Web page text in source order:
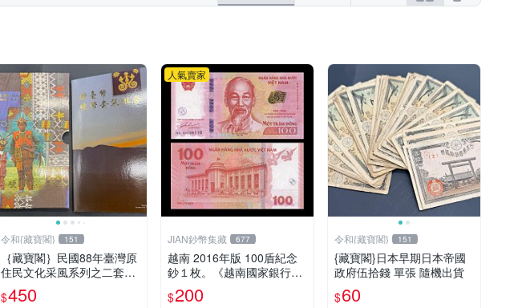
令和{藏寶閣} 151
｛藏寶閣｝民國88年臺灣原
住民文化采風系列之二套幣
排灣族
$450
人氣賣家
JIAN鈔幣集藏 677
越南 2016年版 100盾紀念
鈔１枚。《越南國家銀行成
立65週年紀念》－－UNC－
$200
令和{藏寶閣} 151
{藏寶閣}日本早期日本帝國
政府伍拾錢 單張 隨機出貨
$60